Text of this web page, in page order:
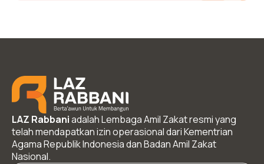
LAZ Rabbaniadalah Lembaga Amil Zakat resmi yang
telah mendapatkan izin operasional dari Kementrian
Agama Republik Indonesia dan Badan Amil Zakat
Nasional.